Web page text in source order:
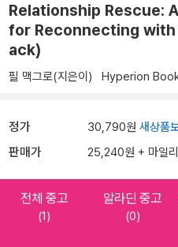
Relationship Rescue:
for Reconnecting
ack)
필 맥그로(지은이) Hyperion
정가 30,790원 새상품
판매가 25,240원 + 마일
전체 중고
(1)
알라딘 중고
(0)